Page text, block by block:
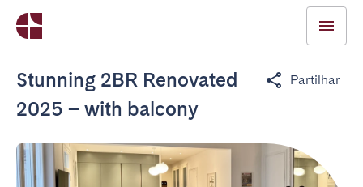
Stunning 2BR Renovated
2025 – with balcony
Partilhar